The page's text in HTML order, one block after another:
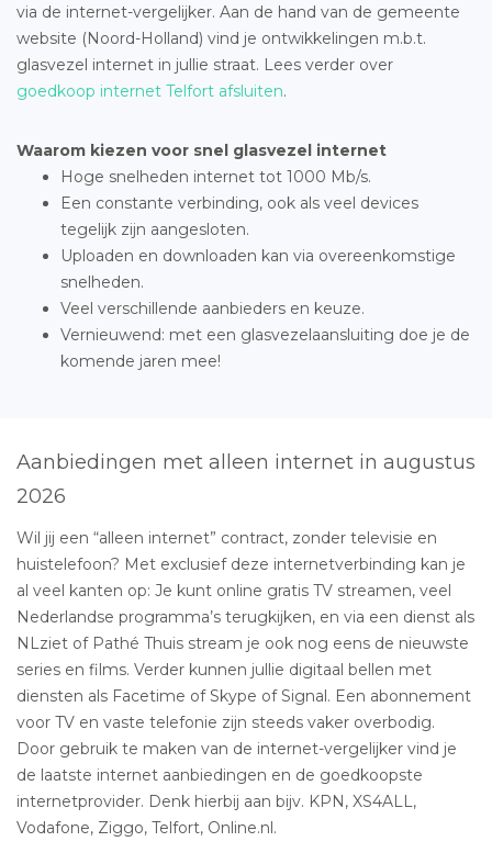
via de internet-vergelijker. Aan de hand van de gemeente
website (Noord-Holland) vind je ontwikkelingen m.b.t.
glasvezel internet in jullie straat. Lees verder over
goedkoop internet Telfort afsluiten.
Waarom kiezen voor snel glasvezel internet
Hoge snelheden internet tot 1000 Mb/s.
Een constante verbinding, ook als veel devices
tegelijk zijn aangesloten.
Uploaden en downloaden kan via overeenkomstige
snelheden.
Veel verschillende aanbieders en keuze.
Vernieuwend: met een glasvezelaansluiting doe je de
komende jaren mee!
Aanbiedingen met alleen internet in augustus
2026
Wil jij een “alleen internet” contract, zonder televisie en
huistelefoon? Met exclusief deze internetverbinding kan je
al veel kanten op: Je kunt online gratis TV streamen, veel
Nederlandse programma’s terugkijken, en via een dienst als
NLziet of Pathé Thuis stream je ook nog eens de nieuwste
series en films. Verder kunnen jullie digitaal bellen met
diensten als Facetime of Skype of Signal. Een abonnement
voor TV en vaste telefonie zijn steeds vaker overbodig.
Door gebruik te maken van de internet-vergelijker vind je
de laatste internet aanbiedingen en de goedkoopste
internetprovider. Denk hierbij aan bijv. KPN, XS4ALL,
Vodafone, Ziggo, Telfort, Online.nl.